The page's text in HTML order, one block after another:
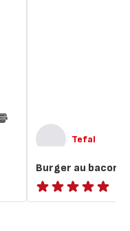
Tefal
Burger au bacon
ratings.NaN